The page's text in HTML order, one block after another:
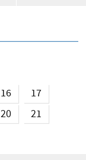
16
17
20
21